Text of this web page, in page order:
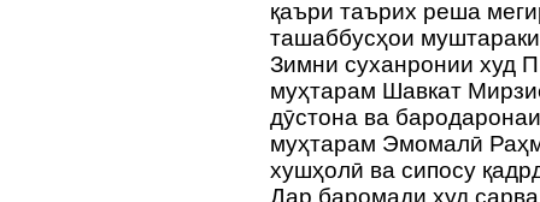
қаъри таърих реша
ташаббусҳои
Зимни суханронии худ
муҳтарам Шавкат
дӯстона ва
муҳтарам Эмомалӣ
хушҳолӣ ва сипосу
Дар баромади худ